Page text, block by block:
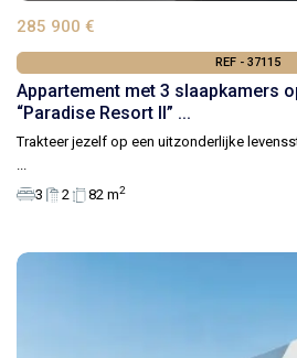
285 900 €
REF - 37115
Appartement met 3 slaapkamers
“Paradise Resort II” ...
Trakteer jezelf op een uitzonderlijke
3
2 82 m2